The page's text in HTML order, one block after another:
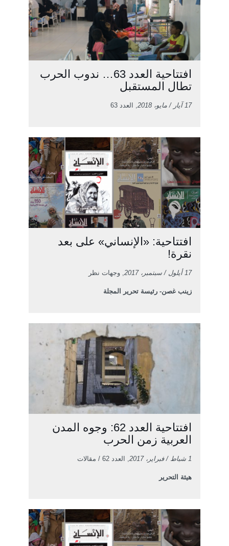
افتتاحية العدد 63… ندوب الحرب
تطال المستقبل
17 آيار / مايو، 2018 , العدد 63
افتتاحية: «الإنساني» على بعد
نقرة!
17 أيلول / سبتمبر، 2017 , وجهات نظر
زينب غصن- رئيسة تحرير المجلة
افتتاحية العدد 62: وجوه المدن
العربية زمن الحرب
1 شباط / فبراير، 2017 , العدد 62 / مقالات
هيئة التحرير